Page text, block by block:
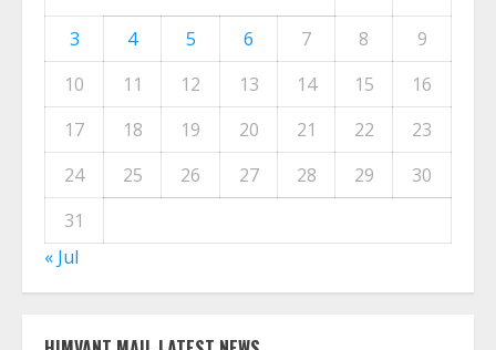
3
4 5 6 7 8
9
10
11 12 13 14 15
16
17
18 19 20 21 22
23
24
25 26 27 28 29
30
31
« Jul